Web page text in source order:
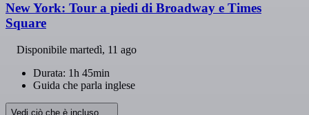
New York: Tour a piedi di Broadway e Times
Square
Disponibile martedì, 11 ago
Durata: 1h 45min
Guida che parla inglese
Vedi ciò che è incluso